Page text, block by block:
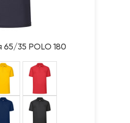
65/35 POLO 180